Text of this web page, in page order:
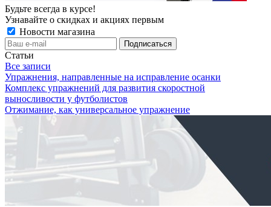
Будьте всегда в курсе!
Узнавайте о скидках и акциях первым
Новости магазина
Статьи
Все записи
Упражнения, направленные на исправление осанки
Комплекс упражнений для развития скоростной
выносливости у футболистов
Отжимание, как универсальное упражнение